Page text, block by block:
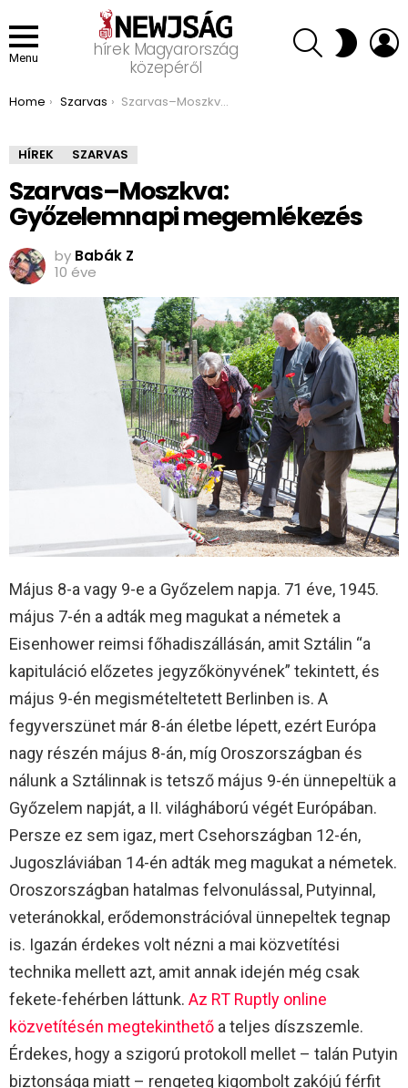
Menu
hírek Magyarország
közepéről
SEARCH SWITCH
SKIN
You are here:
Home Szarvas Szarvas–Moszkva: Győzelemnapi megemlékezés
HÍREK SZARVAS
Szarvas–Moszkva:
Győzelemnapi megemlékezés
by Babák Z
10 éve
Május 8-a vagy 9-e a Győzelem napja. 71 éve, 1945.
május 7-én a adták meg magukat a németek a
Eisenhower reimsi főhadiszállásán, amit Sztálin “a
kapituláció előzetes jegyzőkönyvének” tekintett, és
május 9-én megismételtetett Berlinben is. A
fegyverszünet már 8-án életbe lépett, ezért Európa
nagy részén május 8-án, míg Oroszországban és
nálunk a Sztálinnak is tetsző május 9-én ünnepeltük a
Győzelem napját, a II. világháború végét Európában.
Persze ez sem igaz, mert Csehországban 12-én,
Jugoszláviában 14-én adták meg magukat a németek.
Oroszországban hatalmas felvonulással, Putyinnal,
veteránokkal, erődemonstrációval ünnepeltek tegnap
is. Igazán érdekes volt nézni a mai közvetítési
technika mellett azt, amit annak idején még csak
fekete-fehérben láttunk. Az RT Ruptly online
közvetítésén megtekinthető a teljes díszszemle.
Érdekes, hogy a szigorú protokoll mellet – talán Putyin
biztonsága miatt – rengeteg kigombolt zakójú férfit